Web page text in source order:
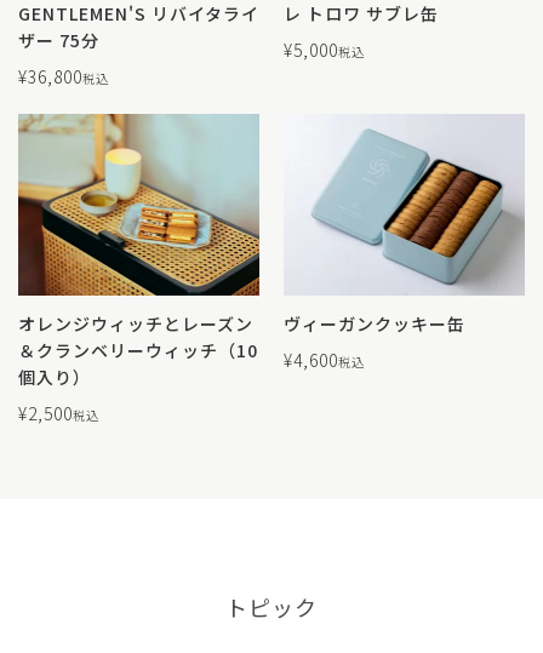
GENTLEMEN'S リバイタライ
ザー 75分
¥36,800税込
レ トロワ サブレ缶
¥5,000税込
オレンジウィッチとレーズン
＆クランベリーウィッチ（10
個入り）
¥2,500税込
ヴィーガンクッキー缶
¥4,600税込
トピック